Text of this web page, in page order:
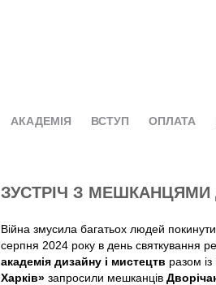
АКАДЕМІЯ ВСТУП ОПЛАТА
ЗУСТРІЧ З МЕШКАНЦЯМИ
Війна змусила багатьох людей
серпня 2024 року в день святкування
академія дизайну і мистецтв разом
Харків» запросили мешканців